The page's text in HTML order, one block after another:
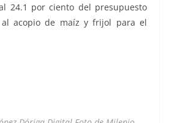
24.1 por ciento del presupuesto
al acopio de maíz y frijol para el